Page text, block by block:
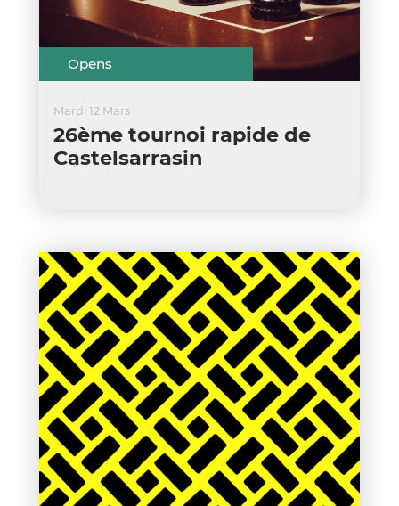
Opens
Mardi 12 Mars
26ème tournoi rapide de
Castelsarrasin